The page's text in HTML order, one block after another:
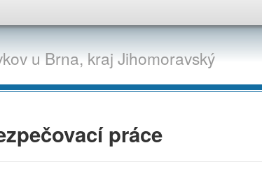
u Brna,krajJihomoravský
práce